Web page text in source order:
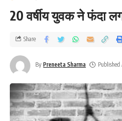
20 वर्षीय युवक ने फंदा
By Preneeta Sharma
Share